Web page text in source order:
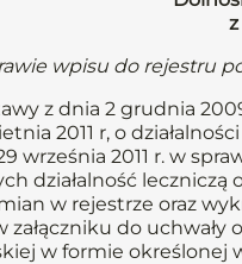
wpisu do rejestru
z dnia 2 grudnia
2011 r, o
września 2011 r. w
działalność leczniczą
w rejestrze oraz
do
w formie określonej